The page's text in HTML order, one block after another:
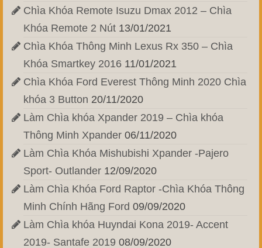
Chìa Khóa Remote Isuzu Dmax 2012 – Chìa
Khóa Remote 2 Nút 13/01/2021
Chìa Khóa Thông Minh Lexus Rx 350 – Chìa
Khóa Smartkey 2016 11/01/2021
Chìa Khóa Ford Everest Thông Minh 2020 Chìa
khóa 3 Button 20/11/2020
Làm Chìa khóa Xpander 2019 – Chìa khóa
Thông Minh Xpander 06/11/2020
Làm Chìa Khóa Mishubishi Xpander -Pajero
Sport- Outlander 12/09/2020
Làm Chìa Khóa Ford Raptor -Chìa Khóa Thông
Minh Chính Hãng Ford 09/09/2020
Làm Chìa khóa Huyndai Kona 2019- Accent
2019- Santafe 2019 08/09/2020